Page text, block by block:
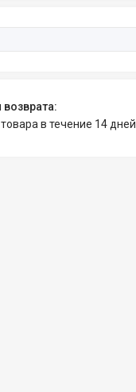
товара в течение 14 дней